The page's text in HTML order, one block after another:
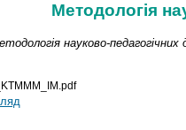
Методологія
науково-педагогічних